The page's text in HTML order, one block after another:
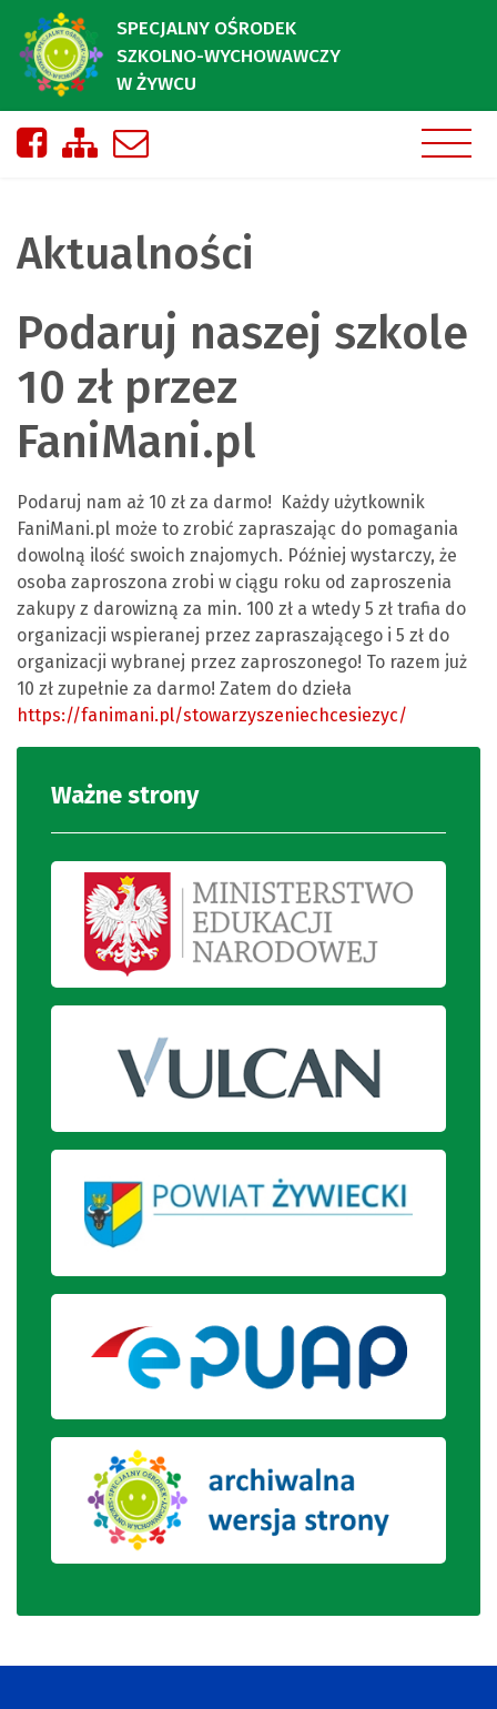
SPECJALNY OŚRODEK
SZKOLNO-WYCHOWAWCZY
W ŻYWCU
Nasza strona na Facebooku
Zobacz mapę strony
Aktualności
Podaruj naszej szkole
10 zł przez
FaniMani.pl
Podaruj nam aż 10 zł za darmo! Każdy użytkownik
FaniMani.pl może to zrobić zapraszając do pomagania
dowolną ilość swoich znajomych. Później wystarczy, że
osoba zaproszona zrobi w ciągu roku od zaproszenia
zakupy z darowizną za min. 100 zł a wtedy 5 zł trafia do
organizacji wspieranej przez zapraszającego i 5 zł do
organizacji wybranej przez zaproszonego! To razem już
10 zł zupełnie za darmo! Zatem do dzieła
https://fanimani.pl/stowarzyszeniechcesiezyc/
Ważne strony